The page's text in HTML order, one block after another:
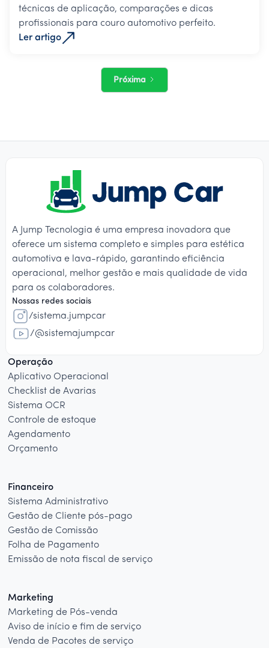
técnicas de aplicação, comparações e dicas
profissionais para couro automotivo perfeito.
Ler artigo
Próxima
A Jump Tecnologia é uma empresa inovadora que
oferece um sistema completo e simples para estética
automotiva e lava-rápido, garantindo eficiência
operacional, melhor gestão e mais qualidade de vida
para os colaboradores.
Nossas redes sociais
/sistema.jumpcar
/@sistemajumpcar
Operação
Aplicativo Operacional
Checklist de Avarias
Sistema OCR
Controle de estoque
Agendamento
Orçamento
Financeiro
Sistema Administrativo
Gestão de Cliente pós-pago
Gestão de Comissão
Folha de Pagamento
Emissão de nota fiscal de serviço
Marketing
Marketing de Pós-venda
Aviso de início e fim de serviço
Venda de Pacotes de serviço